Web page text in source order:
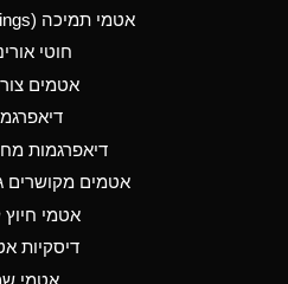
Aluminum Phosphate
Ammonia Anhydrous
Ammonia Gas (cold)
Ammonia Gas (hot)
אטמי תמיכה (Back-up Rings)
חוטי
אטמים
דיאפרגמות
אטמים מקושרים
אטמי חיוץ
דיסקיות
אטמי